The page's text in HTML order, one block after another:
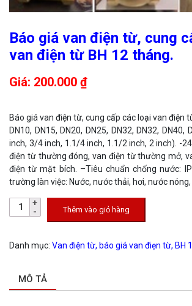
Báo giá van điện từ, cung
van điện từ BH 12 tháng.
Giá: 200.000 ₫
Báo giá van điện từ, cung cấp các loại van điện
DN10, DN15, DN20, DN25, DN32, DN32,
inch, 3/4 inch, 1.1/4 inch, 1.1/2 inch, 2 inch). -
điện từ thường đóng, van điện từ thường mở,
điện từ mặt bích. –Tiêu chuẩn chống nước:
trường làn việc: Nước, nước thải, hơi, nước nóng,
Thêm vào giỏ hàng
Danh mục: Van điện từ, báo giá van điẹn từ, BH
MÔ TẢ